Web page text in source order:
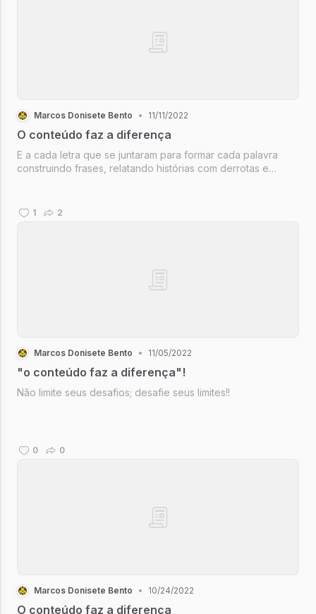
Marcos Donisete Bento • 11/11/2022
O conteúdo faz a diferença
E a cada letra que se juntaram para formar cada palavra
construindo frases, relatando histórias com derrotas e
vencedor que con...
1 2
Marcos Donisete Bento • 11/05/2022
"o conteúdo faz a diferença"!
Não limite seus desafios; desafie seus limites!!
0 0
Marcos Donisete Bento • 10/24/2022
O conteúdo faz a diferença